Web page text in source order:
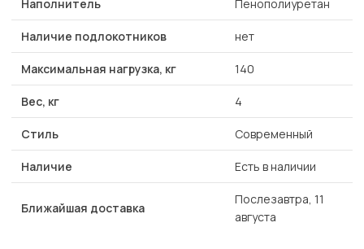
Наполнитель Пенополиуретан
Наличие подлокотников нет
Максимальная нагрузка, кг 140
Вес, кг 4
Стиль Современный
Наличие Есть в наличии
Ближайшая доставка
Послезавтра, 11
августа